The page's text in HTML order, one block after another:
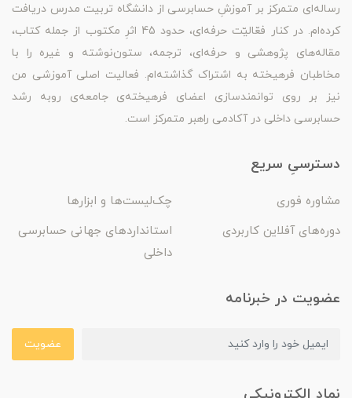
رساله‌ای متمرکز بر آموزشِ حسابرسی از دانشگاه تربیت مدرس دریافت
کرده‌ام. در کنار فعّالیّت حرفه‌ای، حدود 45 اثرِ مکتوب از جمله کتاب،
مقاله‌های پژوهشی و حرفه‌ای، ترجمه، ستون‌نوشته و غیره را با
مخاطبان فرهیخته به اشتراک گذاشته‌ام. فعالیت اصلی آموزشی من
نیز بر روی توانمندسازی اعضای فرهیخته‌ی جامعه‌ی روبه رشد
حسابرسی داخلی در آکادمی راهبر متمرکز است.
دسترسیِ سریع
مشاوره فوری
چک‌لیست‌ها و ابزارها
دوره‌های آفلاین کاربردی
استانداردهای جهانی حسابرسی
داخلی
عضویت در خبرنامه
عضویت